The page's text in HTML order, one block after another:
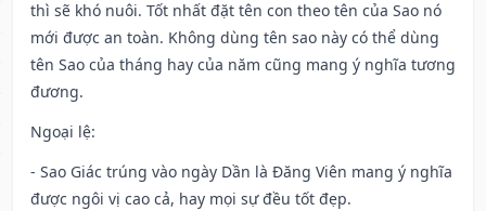
thì sẽ khó nuôi. Tốt nhất đặt tên con theo tên của Sao nó
mới được an toàn. Không dùng tên sao này có thể dùng
tên Sao của tháng hay của năm cũng mang ý nghĩa tương
đương.
Ngoại lệ:
- Sao Giác trúng vào ngày Dần là Đăng Viên mang ý nghĩa
được ngôi vị cao cả, hay mọi sự đều tốt đẹp.